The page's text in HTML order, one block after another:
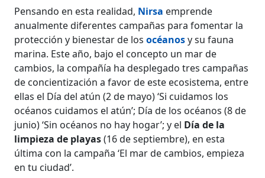
Pensando en esta realidad, Nirsa emprende
anualmente diferentes campañas para fomentar la
protección y bienestar de losocéanosy su fauna
marina. Este año, bajo el concepto un mar de
cambios, la compañía ha desplegado tres campañas
de concientización a favor de este ecosistema, entre
ellas el Día del atún (2 de mayo) ‘Si cuidamos los
océanos cuidamos el atún’; Día de los océanos (8 de
junio) ‘Sin océanos no hay hogar’; y el Día de la
limpieza de playas(16 de septiembre), en esta
última con la campaña ‘El mar de cambios, empieza
en tu ciudad’.